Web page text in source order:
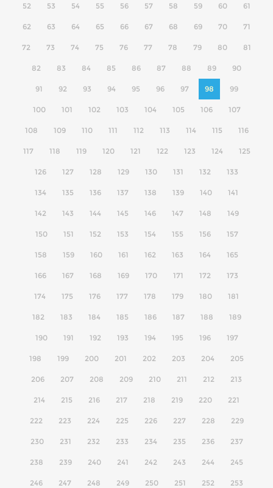
52 53 54 55 56 57 58 59 60 61
62 63 64 65 66 67 68 69 70 71
72 73 74 75 76 77 78 79 80 81
82 83 84 85 86 87 88 89 90
91 92 93 94 95 96 97 98 99
100 101 102 103 104 105 106 107
108 109 110 111 112 113 114 115 116
117 118 119 120 121 122 123 124 125
126 127 128 129 130 131 132 133
134 135 136 137 138 139 140 141
142 143 144 145 146 147 148 149
150 151 152 153 154 155 156 157
158 159 160 161 162 163 164 165
166 167 168 169 170 171 172 173
174 175 176 177 178 179 180 181
182 183 184 185 186 187 188 189
190 191 192 193 194 195 196 197
198 199 200 201 202 203 204 205
206 207 208 209 210 211 212 213
214 215 216 217 218 219 220 221
222 223 224 225 226 227 228 229
230 231 232 233 234 235 236 237
238 239 240 241 242 243 244 245
246 247 248 249 250 251 252 253